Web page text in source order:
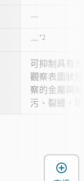
―
―*2
可抑制具有
觀察表面狀
察的金屬與
污、裂縫，